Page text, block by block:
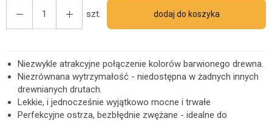
szt. dodaj do koszyka
Niezwykle atrakcyjne połączenie kolorów barwionego drewna.
Niezrównana wytrzymałość - niedostępna w żadnych innych
drewnianych drutach.
Lekkie, i jednocześnie wyjątkowo mocne i trwałe
Perfekcyjne ostrza, bezbłędnie zwężane - idealne do